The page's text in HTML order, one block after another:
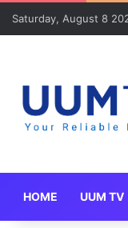
Saturday, August 8
HOME UUM TV